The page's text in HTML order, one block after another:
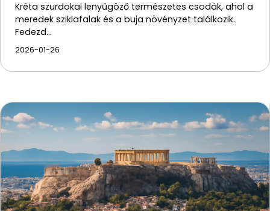
Kréta szurdokai lenyűgöző természetes csodák, ahol a
meredek sziklafalak és a buja növényzet találkozik.
Fedezd…
2026-01-26